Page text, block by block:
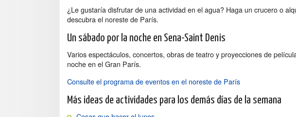
¿Le gustaría disfrutar de una actividad en el agua? Haga un crucero o
descubra el noreste de París.
Un sábado por la noche en Sena-Saint Denis
Varios espectáculos, concertos, obras de teatro y proyecciones de
noche en el Gran París.
Consulte el programa de eventos en el noreste de París
Más ideas de actividades para los demás días de la semana